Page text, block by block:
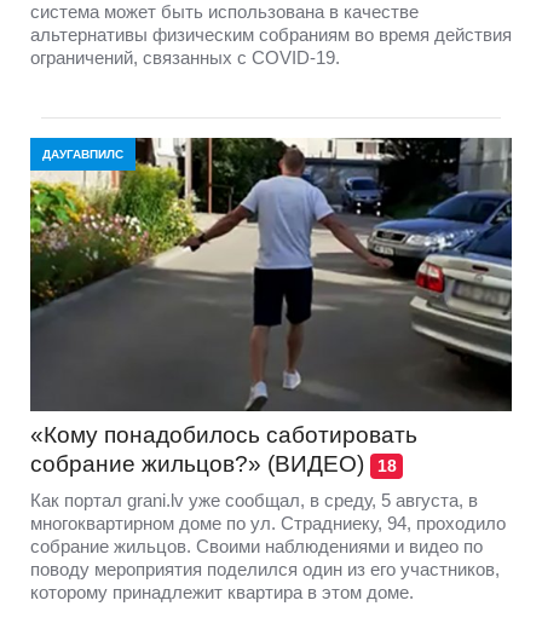
система может быть использована в качестве
альтернативы физическим собраниям во время действия
ограничений, связанных с COVID-19.
ДАУГАВПИЛС
«Кому понадобилось саботировать
собрание жильцов?» (ВИДЕО)
18
Как портал grani.lv уже сообщал, в среду, 5 августа, в
многоквартирном доме по ул. Страдниеку, 94, проходило
собрание жильцов. Своими наблюдениями и видео по
поводу мероприятия поделился один из его участников,
которому принадлежит квартира в этом доме.